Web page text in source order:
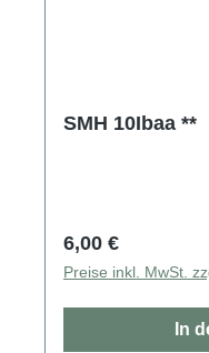
SMH 10Ibaa **
Regulärer Preis:
6,00 €
Preise inkl. MwSt.
In